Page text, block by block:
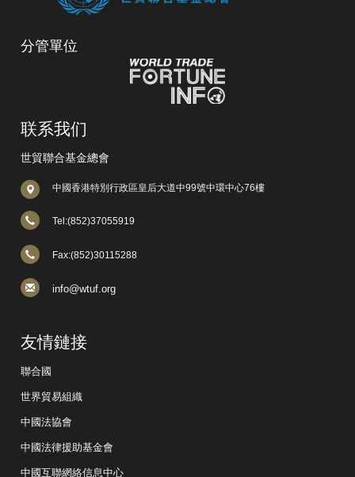
分管單位
联系我们
世貿聯合基金總會
中國香港特別行政區皇后大道中99號中環中心76樓
Tel:(852)37055919
Fax:(852)30115288
info@wtuf.org
友情鏈接
聯合國
世界貿易組織
中國法協會
中國法律援助基金會
中國互聯網絡信息中心